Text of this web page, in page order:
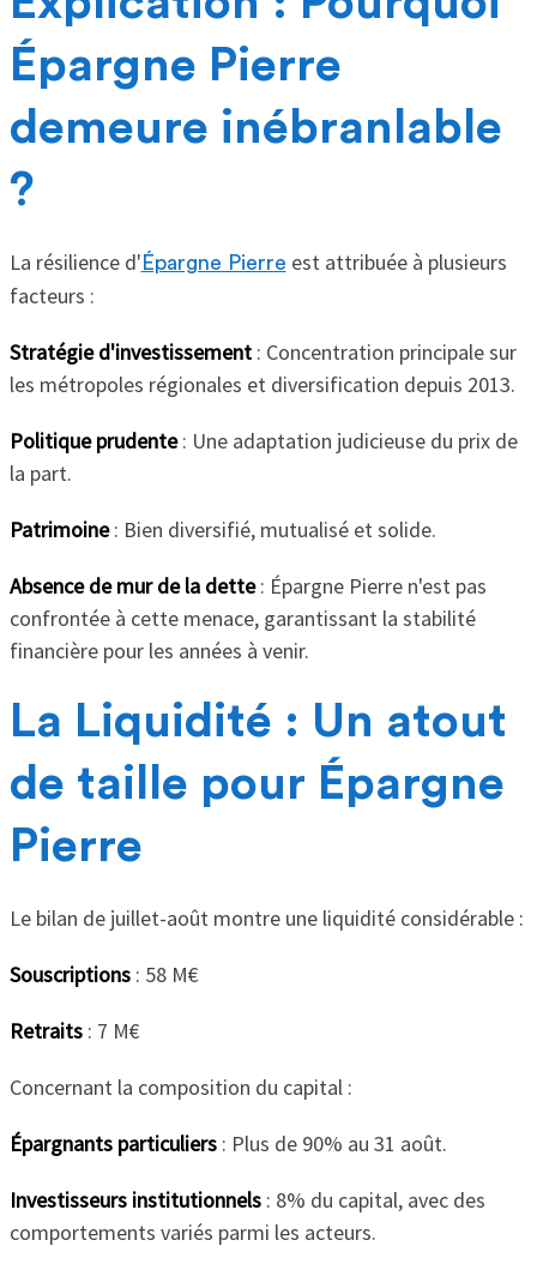
Épargne Pierre
demeure inébranlable
?
La résilience d' Épargne Pierre est attribuée à plusieurs
facteurs :
Stratégie d'investissement : Concentration principale sur
les métropoles régionales et diversification depuis 2013.
Politique prudente: Une adaptation judicieuse du prix de
la part.
Patrimoine: Bien diversifié, mutualisé et solide.
Absence de mur de la dette: Épargne Pierre n'est pas
confrontée à cette menace, garantissant la stabilité
financière pour les années à venir.
La Liquidité : Un atout
de taille pour Épargne
Pierre
Le bilan de juillet-août montre une liquidité considérable :
Souscriptions : 58 M€
Retraits : 7 M€
Concernant la composition du capital :
Épargnants particuliers: Plus de 90% au 31 août.
Investisseurs institutionnels : 8% du capital, avec des
comportements variés parmi les acteurs.